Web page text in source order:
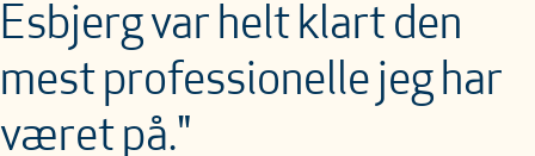
Esbjerg var helt klart den
mest professionelle jeg har
været på."